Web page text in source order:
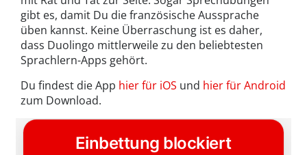
gibt es, damit Du die französische Aussprache
üben kannst. Keine Überraschung ist es daher,
dass Duolingo mittlerweile zu den beliebtesten
Sprachlern-Apps gehört.
Du findest die App hier für iOS und hier für Android
zum Download.